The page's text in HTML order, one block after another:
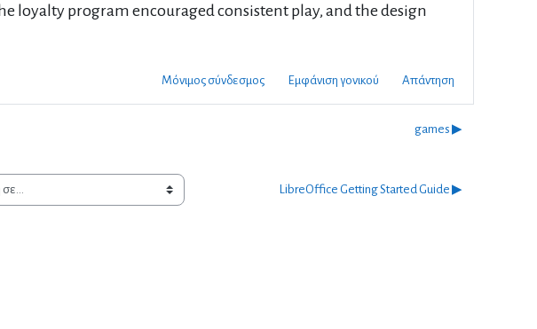
loyalty program encouraged consistent play, and the design
Μόνιμος σύνδεσμος Εμφάνιση γονικού Απάντηση
games ▶︎
LibreOffice Getting Started Guide ▶︎